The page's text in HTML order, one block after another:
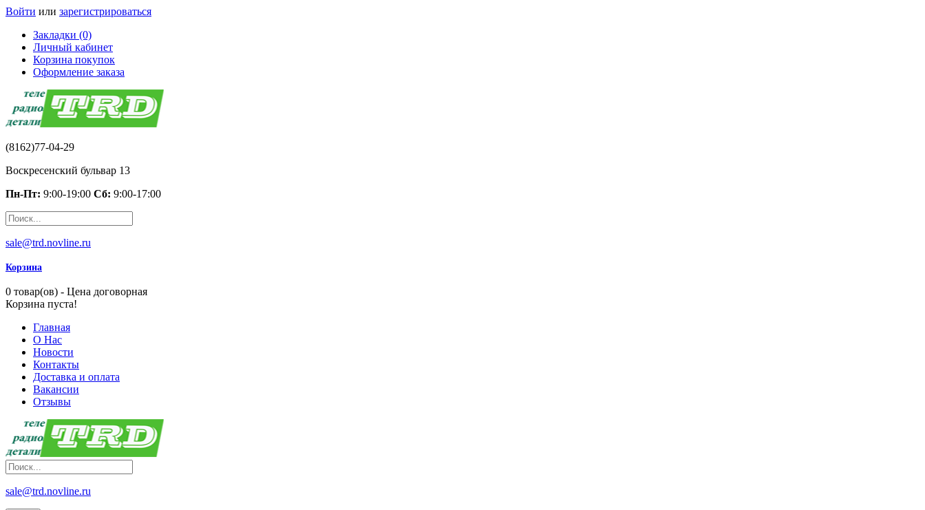
Войти или зарегистрироваться
Закладки (0)
Личный кабинет
Корзина покупок
Оформление заказа
(8162)77-04-29
Воскресенский бульвар 13
Пн-Пт: 9:00-19:00 Сб: 9:00-17:00
sale@trd.novline.ru
Корзина
0 товар(ов) - Цена договорная
Корзина пуста!
Главная
О Нас
Новости
Контакты
Доставка и оплата
Вакансии
Отзывы
sale@trd.novline.ru